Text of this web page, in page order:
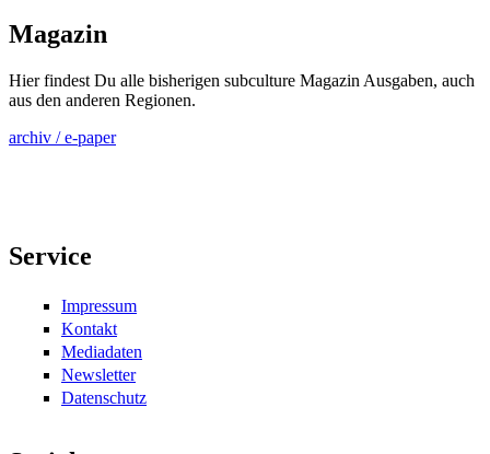
Magazin
Hier findest Du alle bisherigen subculture Magazin Ausgaben, auch
aus den anderen Regionen.
archiv / e-paper
Service
Impressum
Kontakt
Mediadaten
Newsletter
Datenschutz